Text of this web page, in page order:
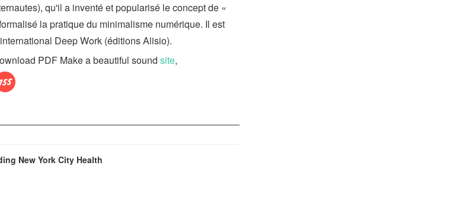
qu'il a inventé et popularisé le concept de «
la pratique du minimalisme numérique. Il est
Deep Work (éditions Alisio).
PDF Make a beautiful sound site,
New York City Health